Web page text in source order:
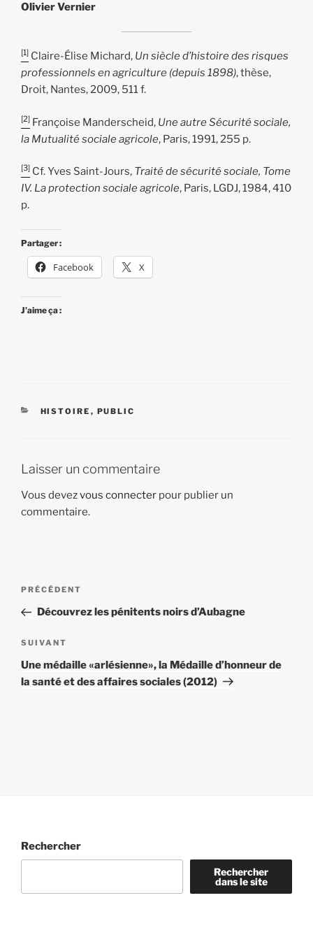
Olivier Vernier
[1] Claire-Élise Michard, Un siècle d’histoire des risques
professionnels en agriculture (depuis 1898), thèse,
Droit, Nantes, 2009, 511 f.
[2] Françoise Manderscheid, Une autre Sécurité sociale,
la Mutualité sociale agricole, Paris, 1991, 255 p.
[3] Cf. Yves Saint-Jours, Traité de sécurité sociale, Tome
IV. La protection sociale agricole, Paris, LGDJ, 1984, 410
p.
Partager :
Facebook X
J’aime ça :
CATÉGORIES
HISTOIRE , PUBLIC
Laisser un commentaire
Vous devezvous connecter pour publier un
commentaire.
Navigation
l’article
Article
précédent
PRÉCÉDENT
Découvrez les pénitents noirs d’Aubagne
Article
suivant
SUIVANT
Une médaille «arlésienne», la Médaille d’honneur de
la santé et des affaires sociales (2012)
Rechercher
Rechercher
dans le site